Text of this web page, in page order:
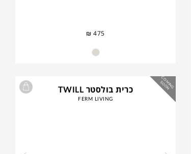
₪ 475
C
O
M
IN
G
S
O
O
N כרית בולסטר TWILL
FERM LIVING